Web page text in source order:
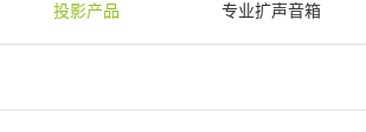
投影产品 专业扩声音箱